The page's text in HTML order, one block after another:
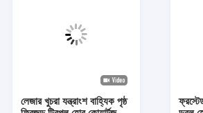
লেজার খুচরা যন্ত্রাংশ বাহ্যিক পৃষ্ঠ